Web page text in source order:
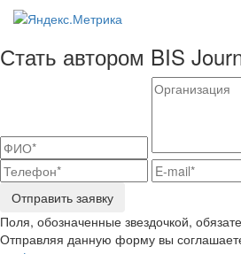
Стать автором BIS
Отправить заявку
Поля, обозначенные звездочкой,
Отправляя данную форму вы